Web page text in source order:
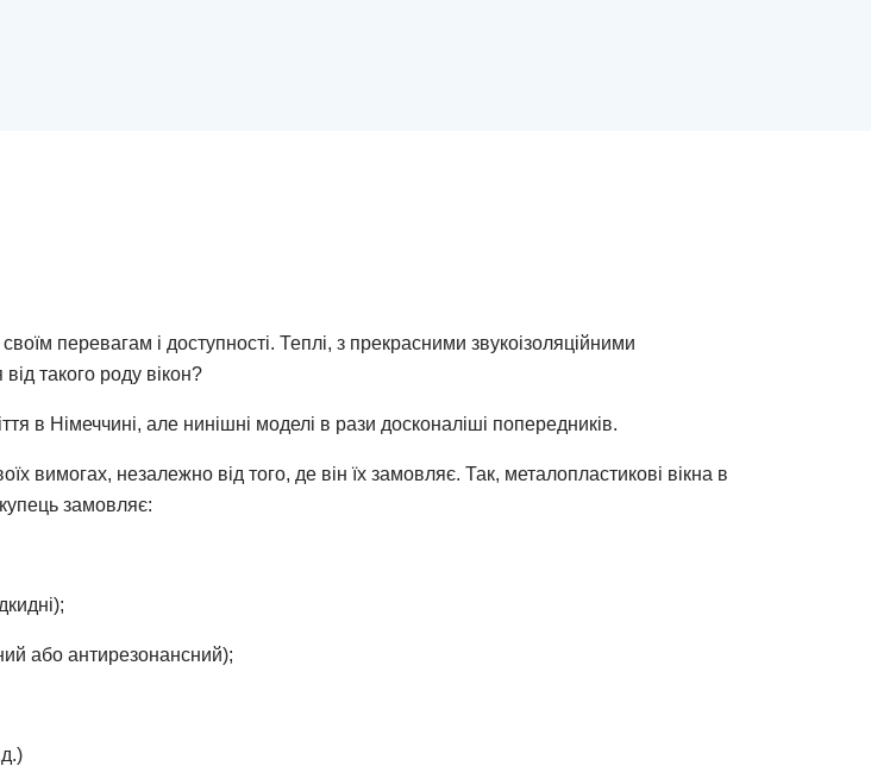
перевагам і доступності. Теплі, з прекрасними звукоізоляційними
такого роду вікон?
в Німеччині, але нинішні моделі в рази досконаліші попередників.
вимогах, незалежно від того, де він їх замовляє. Так, металопластикові вікна в
замовляє:
або антирезонансний);